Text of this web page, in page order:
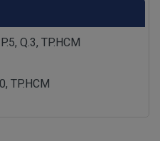
Q.3, TP.HCM
TP.HCM